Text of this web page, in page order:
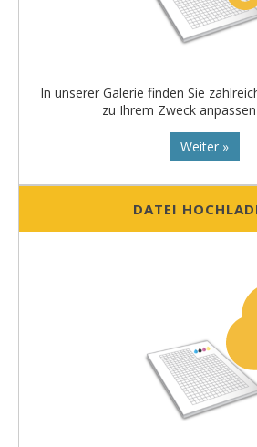
In unserer Galerie finden Sie
zu Ihrem Zweck
Weiter »
DATEI